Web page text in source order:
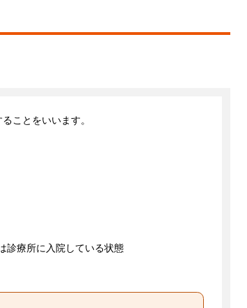
ことをいいます。
診療所に入院している状態